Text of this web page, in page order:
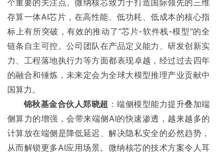
个重要的关注点。微纳核芯致力于打造国际领先的三维
存算一体AI芯片，在高性能、低功耗、低成本的核心指
标上有所突破，有效的推动了“芯片-软件栈-模型”的全
链条自主可控。公司团队在产品定义能力、研发创新实
力、工程落地执行力等方面都表现卓越，经过过去四年
的融合和锤炼，未来定会为全球大模型推理产业贡献中
国算力。
锦秋基金合伙人郑晓超 ：端侧模型能力提升叠加端
侧算力的增强，会带来端侧AI的快速渗透，越来越多的
计算放在端侧是降低延迟、解决隐私安全的必然趋势，
从而解锁更多AI应用场景。微纳核芯的技术方案令人耳